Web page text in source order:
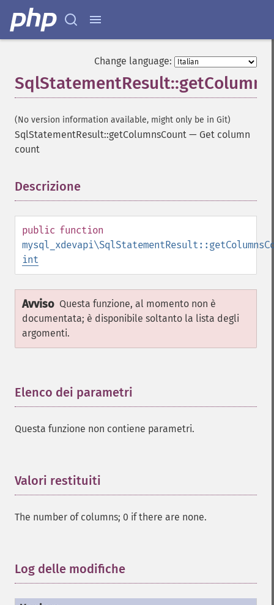
Change language:
(No version information available, might only be in Git)
SqlStatementResult::getColumnsCount — Get column
count
Descrizione
public function
int
Avviso Questa funzione, al momento non è
documentata; è disponibile soltanto la lista degli
argomenti.
Elenco dei parametri
Questa funzione non contiene parametri.
Valori restituiti
The number of columns; 0 if there are none.
Log delle modifiche